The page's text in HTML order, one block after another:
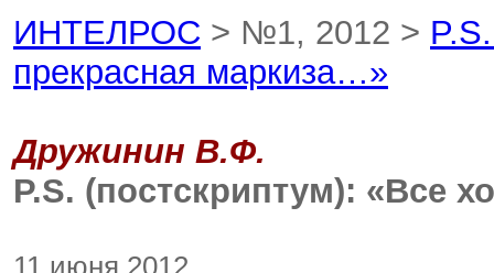
ИНТЕЛРОС > №1, 2012 >
прекрасная маркиза…»
Дружинин В.Ф.
P.S. (постскриптум): «Все
11 июня 2012